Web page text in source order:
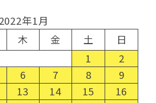
2022年1月
木 金 土
日
1
2
6 7 8
9
13 14 15
16